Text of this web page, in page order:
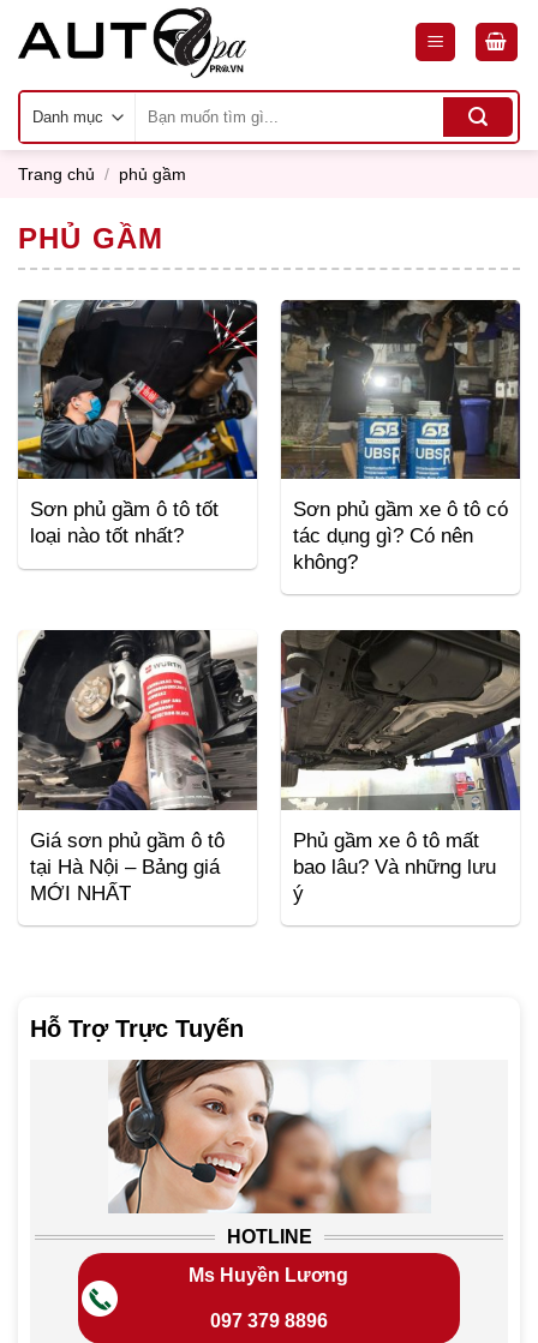
kiếm:
Trang chủ / phủ gầm
Hỗ Trợ Trực Tuyến
HOTLINE
Ms Huyền Lương
097 379 8896
PHỦ GẦM
Sơn phủ gầm ô tô tốt
loại nào tốt nhất?
Sơn phủ gầm xe ô tô có
tác dụng gì? Có nên
không?
Giá sơn phủ gầm ô tô
tại Hà Nội – Bảng giá
MỚI NHẤT
Phủ gầm xe ô tô mất
bao lâu? Và những lưu
ý